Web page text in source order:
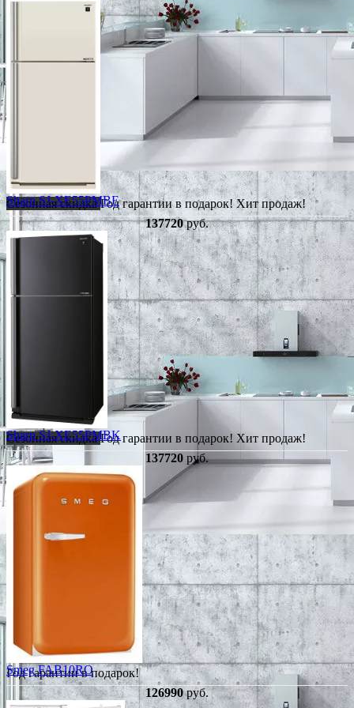
Сезонная скидкаГод гарантии в подарок!Хит продаж!
Sharp SJ-XE55PMBE
137720руб.
Сезонная скидкаГод гарантии в подарок! Хит продаж!
Sharp SJ-XE55PMBK
137720 руб.
Год гарантии в подарок!
Smeg FAB10RO
126990руб.